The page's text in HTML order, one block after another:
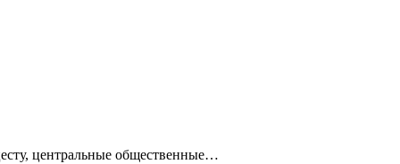
центральные общественные…